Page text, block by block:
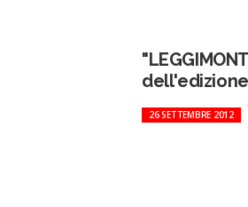
26 SETTEMBRE 2012